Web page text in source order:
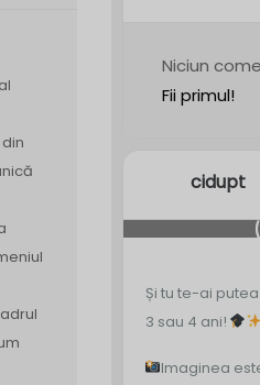
Niciun
Fii primul!
cidupt
Și tu te-ai
3 sau 4 ani!
Imaginea